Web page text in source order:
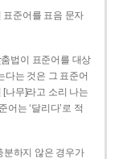
표준어를 표음 문자
법이 표준어를 대상
다는 것은 그 표준어
나무]라고 소리 나는
어는 ‘달리다’로 적
분하지 않은 경우가